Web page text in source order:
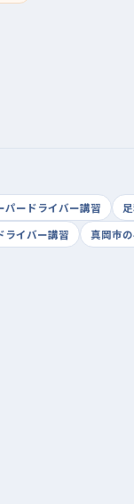
パードライバー講習
ライバー講習
真岡市